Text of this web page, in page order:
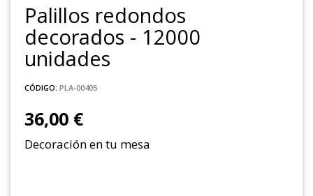
Palillos redondos
decorados - 12000
unidades
CÓDIGO: PLA-00405
36,00 €
Decoración en tu mesa